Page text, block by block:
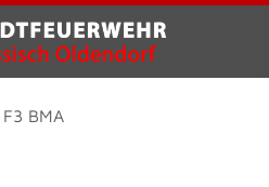
F3 BMA